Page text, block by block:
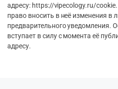
адресу: https://vipecology.ru/
право вносить в неё изменения в
предварительного уведомления.
вступает в силу с момента её
адресу.